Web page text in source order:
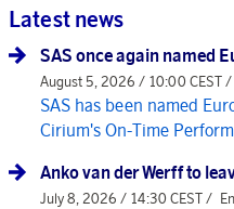
Latest news
SAS once again named
August 5, 2026 / 10:00 CEST /
SAS has been named
Cirium's On-Time
Anko van der Werff to
July 8, 2026 / 14:30 CEST /